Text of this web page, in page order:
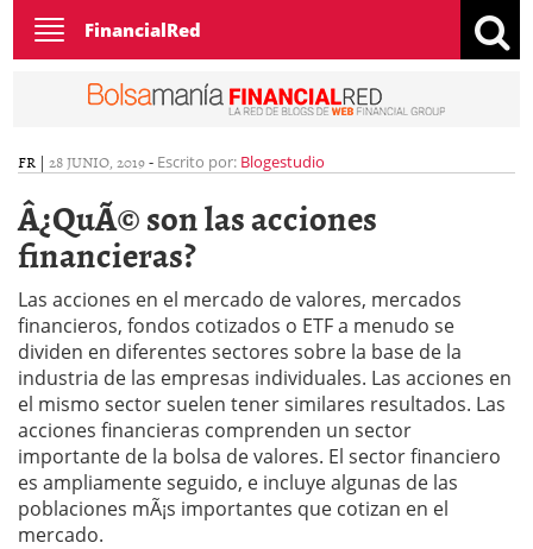
Toggle
navigation
FinancialRed
FR | 28 JUNIO, 2019- Escrito por: Blogestudio
Â¿QuÃ© son las acciones
financieras?
Las acciones en el mercado de valores, mercados
financieros, fondos cotizados o ETF a menudo se
dividen en diferentes sectores sobre la base de la
industria de las empresas individuales. Las acciones en
el mismo sector suelen tener similares resultados. Las
acciones financieras comprenden un sector
importante de la bolsa de valores. El sector financiero
es ampliamente seguido, e incluye algunas de las
poblaciones mÃ¡s importantes que cotizan en el
mercado.